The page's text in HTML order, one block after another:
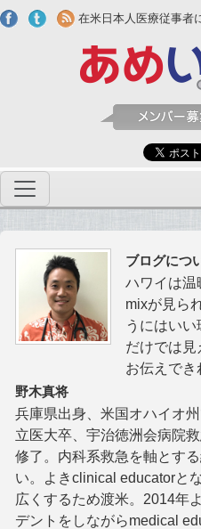
Skip to main content
在米日本人医療従事者
ブログにつ
ハワイは温
mixが見ら
うにはい
だけでは見
お伝えでき
野木真将
兵庫県出身、米国オハイオ
立医大卒、宇治徳洲会病院
修了。内科系救急を軸とす
い。よきclinical educatorと
広くするため渡米。2014年
デントをしながらmedical